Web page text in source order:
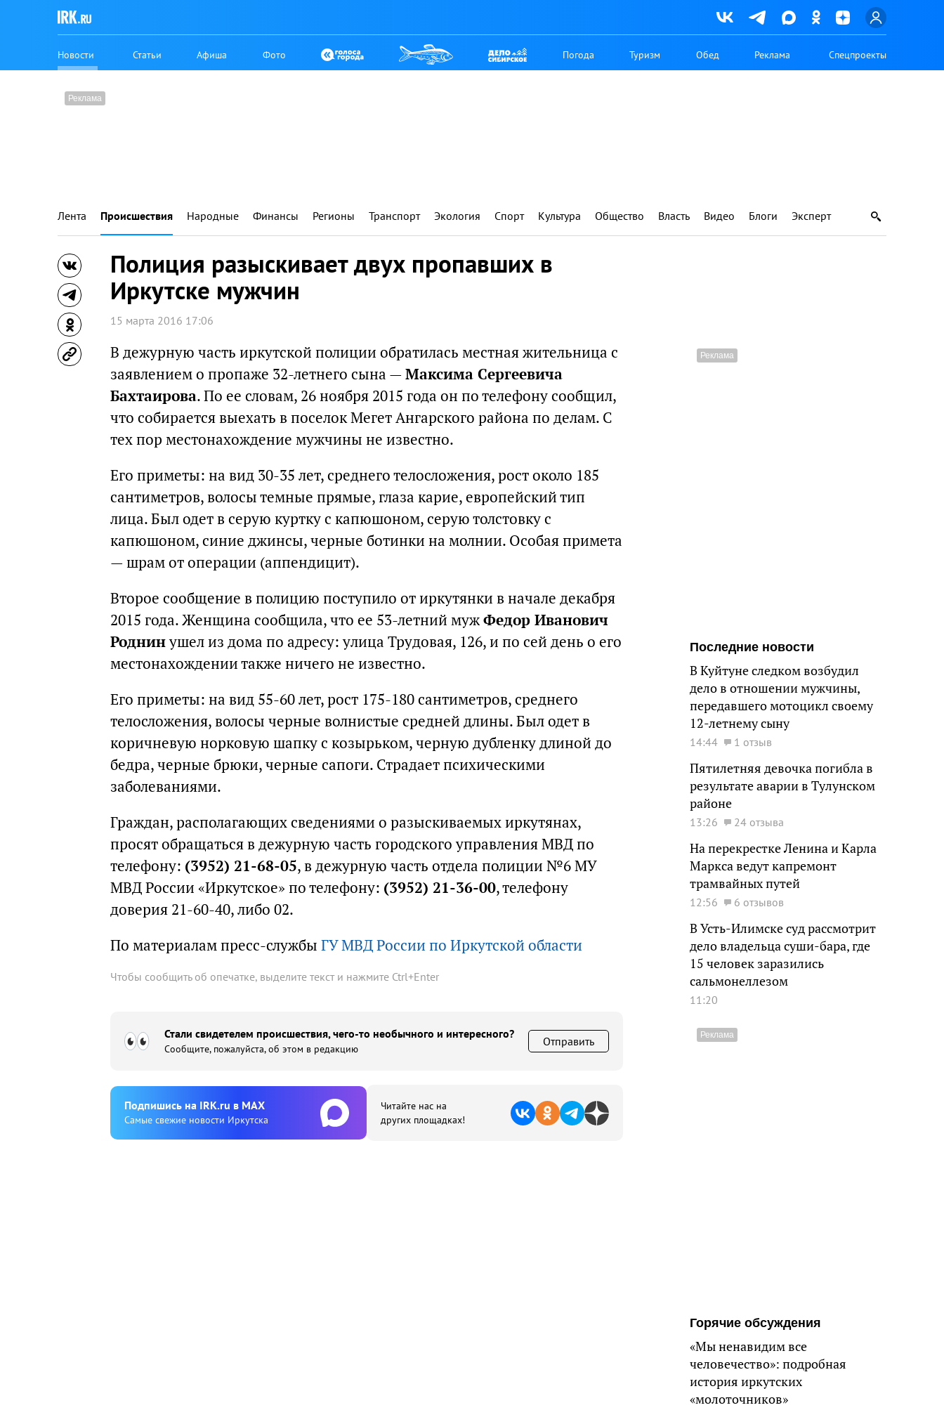
Новости Статьи Афиша Фото Погода Туризм Обед Реклама Спецпроекты
Лента Происшествия Народные Финансы Регионы Транспорт Экология Спорт Культура Общество Власть Видео Блоги Эксперт
Полиция разыскивает двух пропавших в
Иркутске мужчин
15 марта 2016 17:06
В дежурную часть иркутской полиции обратилась местная жительница с
заявлением о пропаже 32-летнего сына —Максима Сергеевича
Бахтаирова. По ее словам, 26 ноября 2015 года он по телефону сообщил,
что собирается выехать в поселок Мегет Ангарского района по делам. С
тех пор местонахождение мужчины не известно.
Его приметы: на вид 30-35 лет, среднего телосложения, рост около 185
сантиметров, волосы темные прямые, глаза карие, европейский тип
лица. Был одет в серую куртку с капюшоном, серую толстовку с
капюшоном, синие джинсы, черные ботинки на молнии. Особая примета
— шрам от операции (аппендицит).
Второе сообщение в полицию поступило от иркутянки в начале декабря
2015 года. Женщина сообщила, что ее 53-летний мужФедор Иванович
Роднинушел из дома по адресу: улица Трудовая, 126, и по сей день о его
местонахождении также ничего не известно.
Его приметы: на вид 55-60 лет, рост 175-180 сантиметров, среднего
телосложения, волосы черные волнистые средней длины. Был одет в
коричневую норковую шапку с козырьком, черную дубленку длиной до
бедра, черные брюки, черные сапоги. Страдает психическими
заболеваниями.
Граждан, располагающих сведениями о разыскиваемых иркутянах,
просят обращаться в дежурную часть городского управления МВД по
телефону: (3952) 21-68-05, в дежурную часть отдела полиции №6 МУ
МВД России «Иркутское» по телефону: (3952) 21-36-00, телефону
доверия 21-60-40, либо 02.
По материалам пресс-службы ГУ МВД России по Иркутской области
Чтобы сообщить об опечатке, выделите текст и нажмите Ctrl+Enter
Стали свидетелем происшествия, чего-то необычного и интересного?
Сообщите, пожалуйста, об этом в редакцию
Отправить
Подпишиcь на IRK.ru в MAX
Cамые свежие новости Иркутска
Читайте нас на
других площадках!
Последние новости
В Куйтуне следком возбудил
дело в отношении мужчины,
передавшего мотоцикл своему
12-летнему сыну
14:44 1 отзыв
Пятилетняя девочка погибла в
результате аварии в Тулунском
районе
13:26 24 отзыва
На перекрестке Ленина и Карла
Маркса ведут капремонт
трамвайных путей
12:56 6 отзывов
В Усть-Илимске суд рассмотрит
дело владельца суши-бара, где
15 человек заразились
сальмонеллезом
11:20
Горячие обсуждения
«Мы ненавидим все
человечество»: подробная
история иркутских
«молоточников»